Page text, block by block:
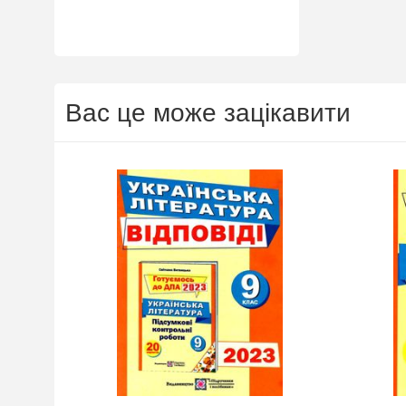
участь в розіграші
15 Реєстрація в
акції: http://
Вас це може зацікавити